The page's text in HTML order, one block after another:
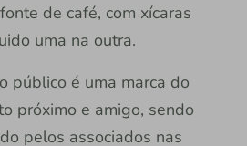
de café, com xícaras
uma na outra.
público é uma marca do
próximo e amigo, sendo
pelos associados nas